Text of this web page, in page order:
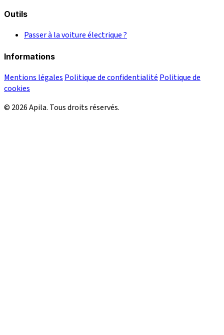
Outils
Passer à la voiture électrique ?
Informations
Mentions légales Politique de confidentialité Politique de
cookies
© 2026 Apila. Tous droits réservés.